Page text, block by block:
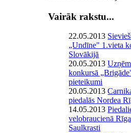
Vairāk rakstu...
22.05.2013
„Undīne" 1.vieta
Slovākijā
20.05.2013
konkursā
pieteikumi
20.05.2013
piedalās Nordea
14.05.2013
velobraucienā
Saulkrasti